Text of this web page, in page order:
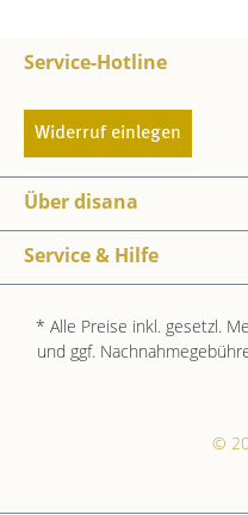
Service-Hotline
Widerruf einlegen
Über disana
Service & Hilfe
* Alle Preise inkl. gesetzl.
und ggf.
©